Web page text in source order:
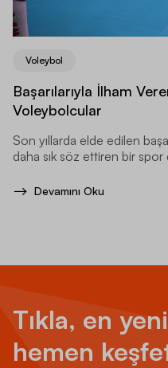
Voleybol
Başarılarıyla İlham
Voleybolcular
Son yıllarda elde edilen
daha sık söz ettiren bir spor
Devamını Oku
Tıkla, en
hemen